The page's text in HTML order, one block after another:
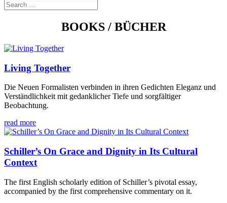
BOOKS / BÜCHER
Living Together
Die Neuen Formalisten verbinden in ihren Gedichten Eleganz und
Verständlichkeit mit gedanklicher Tiefe und sorgfältiger
Beobachtung.
read more
Schiller’s On Grace and Dignity in Its Cultural
Context
The first English scholarly edition of Schiller’s pivotal essay,
accompanied by the first comprehensive commentary on it.